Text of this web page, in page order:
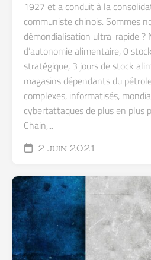
1927 et a conduit à la
communiste chinois. Sommes
démondialisation ultra-rapide ?
d’autonomie alimentaire, 0
stratégique, 3 jours de stock
magasins dépendants du
complexes, informatisés,
cybertattaques de plus en plus
Chain,...
2 juin 2021